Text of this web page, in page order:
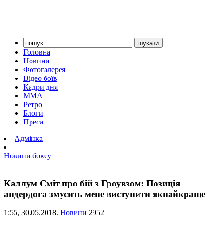
Головна
Новини
Фотогалерея
Відео боїв
Кадри дня
ММА
Ретро
Блоги
Преса
Адмінка
Новини боксу
Каллум Сміт про бій з Гроувзом: Позиція
андердога змусить мене виступити якнайкраще
1:55, 30.05.2018. Новини 2952